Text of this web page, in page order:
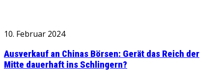
10. Februar 2024
Ausverkauf an Chinas Börsen: Gerät das Reich der
Mitte dauerhaft ins Schlingern?